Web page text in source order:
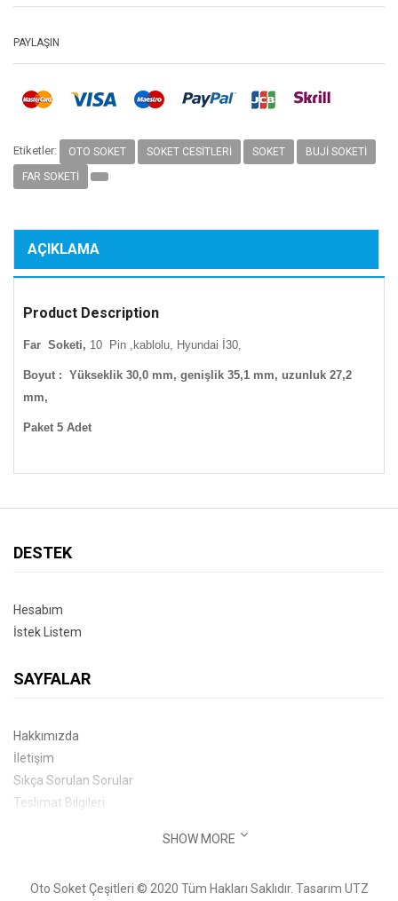
PAYLAŞIN
Etiketler: OTO SOKET SOKET CESITLERI SOKET
BUJI SOKETI
FAR SOKETI
AÇIKLAMA
Product Description
Far Soketi, 10 Pin ,kablolu, Hyundai İ30,
Boyut : Yükseklik 30,0 mm, genişlik 35,1 mm, uzunluk 27,2
mm,
Paket 5 Adet
DESTEK
Hesabım
İstek Listem
SAYFALAR
Hakkımızda
İletişim
Sıkça Sorulan Sorular
Teslimat Bilgileri
SHOW MORE
Oto Soket Çeşitleri © 2020 Tüm Hakları Saklıdır. Tasarım UTZ